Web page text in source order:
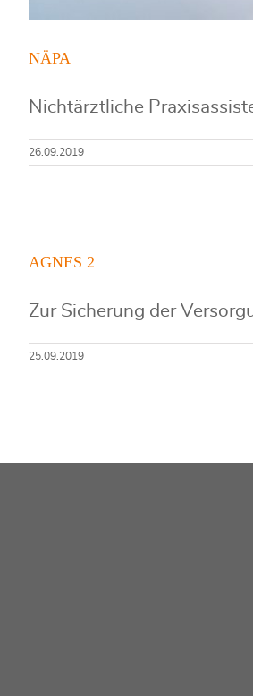
NÄPA
Nichtärztliche
26.09.2019
AGNES 2
Zur Sicherung der
25.09.2019